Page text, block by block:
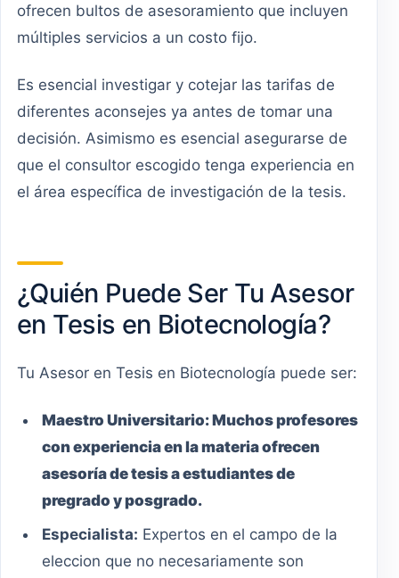
ofrecen bultos de asesoramiento que incluyen
múltiples servicios a un costo fijo.
Es esencial investigar y cotejar las tarifas de
diferentes aconsejes ya antes de tomar una
decisión. Asimismo es esencial asegurarse de
que el consultor escogido tenga experiencia en
el área específica de investigación de la tesis.
¿Quién Puede Ser Tu Asesor
en Tesis en Biotecnología?
Tu Asesor en Tesis en Biotecnología puede ser:
MaestroUniversitario:Muchos profesores
con experiencia en la materia ofrecen
asesoría de tesis a estudiantes de
pregrado y posgrado.
Especialista: Expertos en el campo de la
eleccion que no necesariamente son